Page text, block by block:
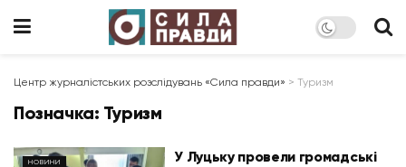
Центр журналістських розслідувань «Сила правди» > Туризм
Позначка: Туризм
НОВИНИ
У Луцьку провели громадські